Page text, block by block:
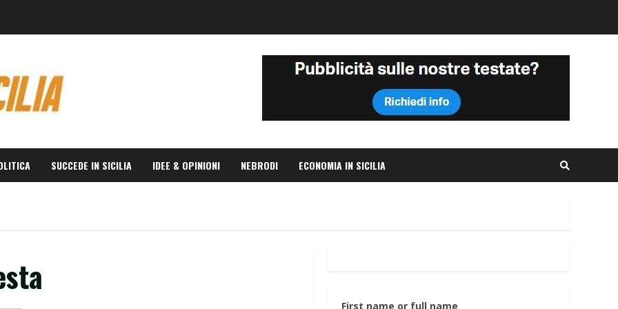
SUCCEDE IN SICILIA IDEE & OPINIONI NEBRODI ECONOMIA IN SICILIA
First name or full name